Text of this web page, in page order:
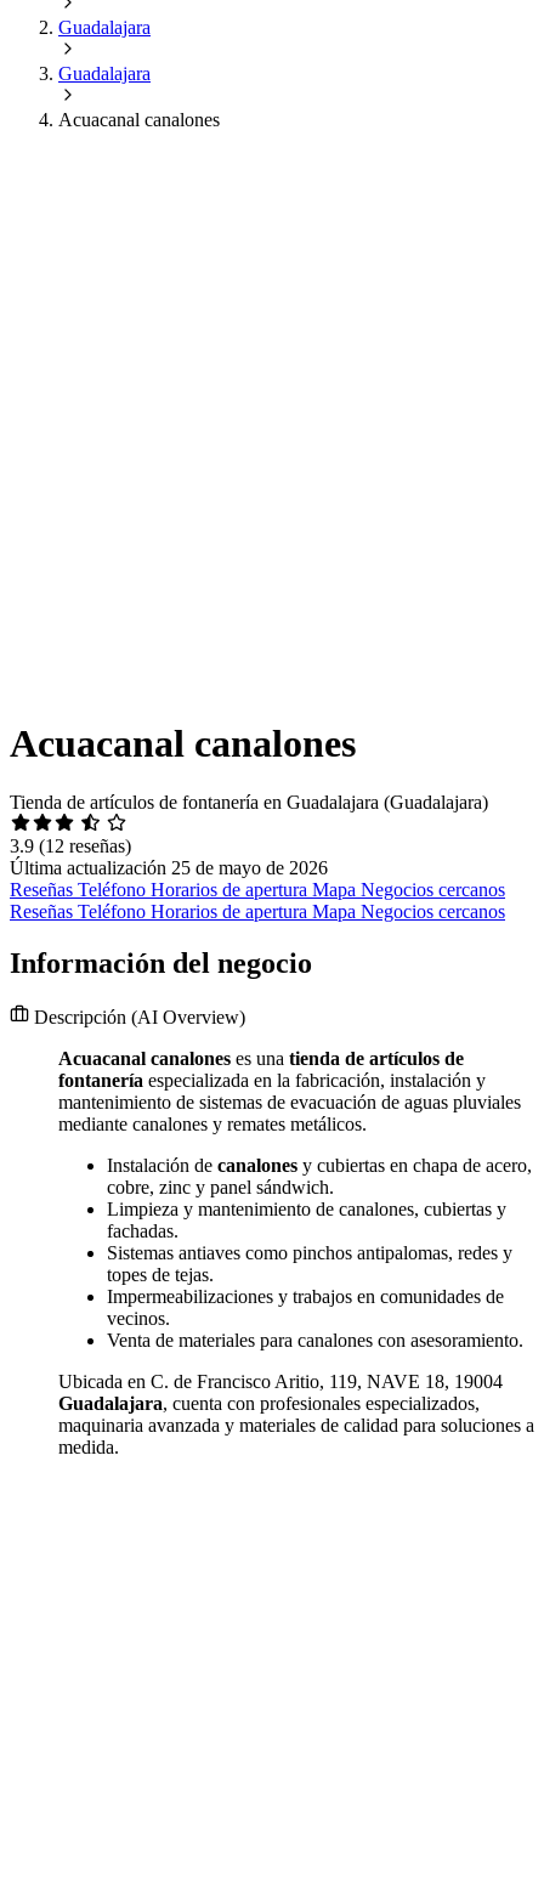
Guadalajara
Guadalajara
Acuacanal canalones
Acuacanal canalones
Tienda de artículos de fontanería en Guadalajara (Guadalajara)
3.9 (12 reseñas)
Última actualización 25 de mayo de 2026
Reseñas Teléfono Horarios de apertura Mapa Negocios cercanos
Reseñas Teléfono Horarios de apertura Mapa Negocios cercanos
Información del negocio
Descripción (AI Overview)
Acuacanal canalones es una tienda de artículos de
fontanería especializada en la fabricación, instalación y
mantenimiento de sistemas de evacuación de aguas pluviales
mediante canalones y remates metálicos.
Instalación de canalones y cubiertas en chapa de acero,
cobre, zinc y panel sándwich.
Limpieza y mantenimiento de canalones, cubiertas y
fachadas.
Sistemas antiaves como pinchos antipalomas, redes y
topes de tejas.
Impermeabilizaciones y trabajos en comunidades de
vecinos.
Venta de materiales para canalones con asesoramiento.
Ubicada en C. de Francisco Aritio, 119, NAVE 18, 19004
Guadalajara, cuenta con profesionales especializados,
maquinaria avanzada y materiales de calidad para soluciones a
medida.